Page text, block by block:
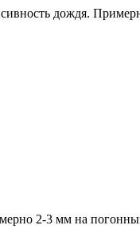
дождя.
2-3 мм на